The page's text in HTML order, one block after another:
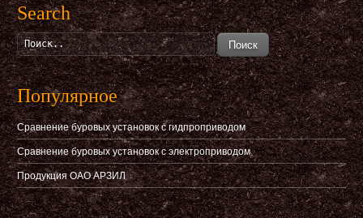
Search
Поиск
Популярное
Сравнение буровых установок с гидпроприводом
Сравнение буровых установок с электроприводом
Продукция ОАО АРЗИЛ